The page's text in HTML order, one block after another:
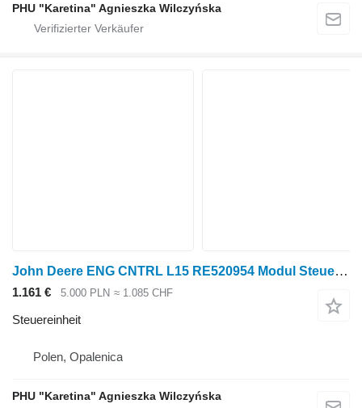
PHU "Karetina" Agnieszka Wilczyńska
John Deere ENG CNTRL L15 RE520954 Modul Steuereinheit für John Deere Radtraktor
1.161 € 5.000 PLN ≈ 1.085 CHF
Steuereinheit
Polen, Opalenica
PHU "Karetina" Agnieszka Wilczyńska